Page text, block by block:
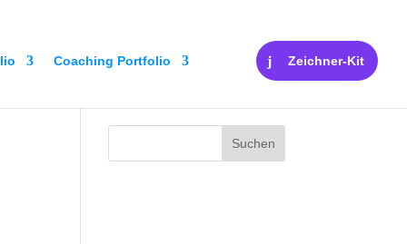
Coaching Portfolio Zeichner-Kit